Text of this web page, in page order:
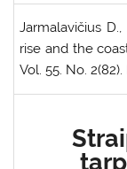
Jarmalavičius D.,
rise and the
Vol. 55. No. 2(82).